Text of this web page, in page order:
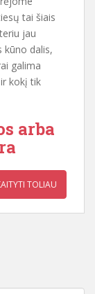
tai šiais
jau
kūno dalis,
galima
kokį tik
arba
TOLIAU